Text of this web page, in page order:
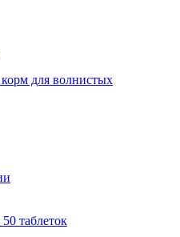
для волнистых
таблеток